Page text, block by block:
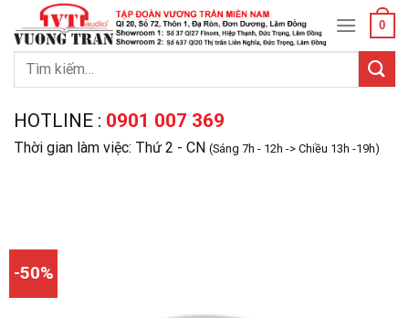
content
0
Tìm
HOTLINE : 0901 007 369
Thời gian làm việc: Thứ 2 - CN (Sáng 7h - 12h -> Chiều 13h -19h)
-50%